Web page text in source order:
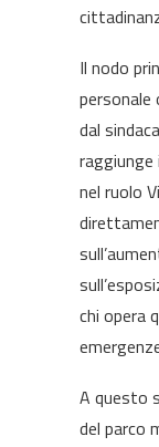
Il nodo
personale
dal
raggiunge
nel ruolo
chi opera
A questo
del parco